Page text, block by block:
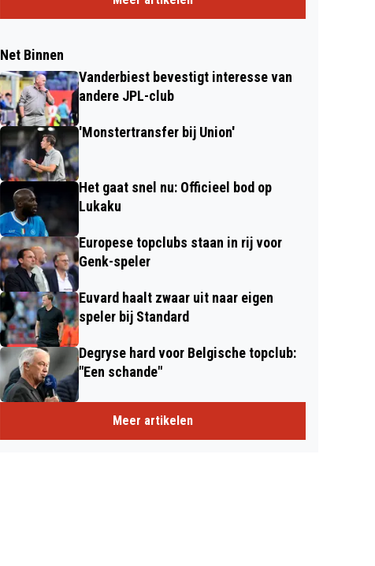
Net Binnen
Vanderbiest bevestigt interesse van
andere JPL-club
'Monstertransfer bij Union'
Het gaat snel nu: Officieel bod op
Lukaku
Europese topclubs staan in rij voor
Genk-speler
Euvard haalt zwaar uit naar eigen
speler bij Standard
Degryse hard voor Belgische topclub:
"Een schande"
Meer artikelen